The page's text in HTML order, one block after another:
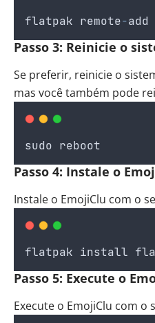
flatpak remote-add
Passo 3: Reinicie o
Se preferir, reinicie o
mas você também pode
sudo reboot
Passo 4: Instale o
Instale o EmojiClu com o
flatpak install
Passo 5: Execute o
Execute o EmojiClu com o